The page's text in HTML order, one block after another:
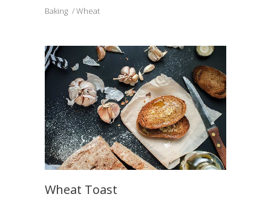
Baking Wheat
Wheat Toast